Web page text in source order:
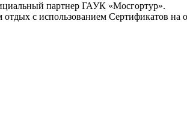
партнер ГАУК «Мосгортур».
отдых с использованием Сертификатов на